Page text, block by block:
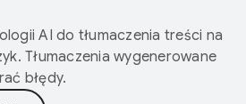
AI do tłumaczenia treści na
Tłumaczenia wygenerowane
błędy.